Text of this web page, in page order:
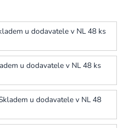
u dodavatele v NL 48 ks
u dodavatele v NL 48 ks
u dodavatele v NL 48